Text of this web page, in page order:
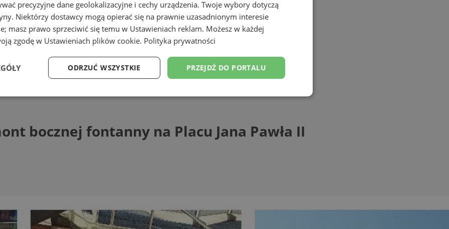
fontanny na Placu Jana Pawła II
bocznej fontanny na Placu Jana Pawła II
precyzyjne dane geolokalizacyjne i cechy urządzenia. Twoje wybory dotyczą
Niektórzy dostawcy mogą opierać się na prawnie uzasadnionym interesie
masz prawo sprzeciwić się temu w Ustawieniach reklam. Możesz w każdej
zgodę w Ustawieniach plików cookie. Polityka prywatności
PRZEJDŹ DO PORTALU
ODRZUĆ WSZYSTKIE
Wydajność Targetowanie Funkcjonalność Niesklasyfikowane
Provider/
Domena
Okres
przechowywania
Opis